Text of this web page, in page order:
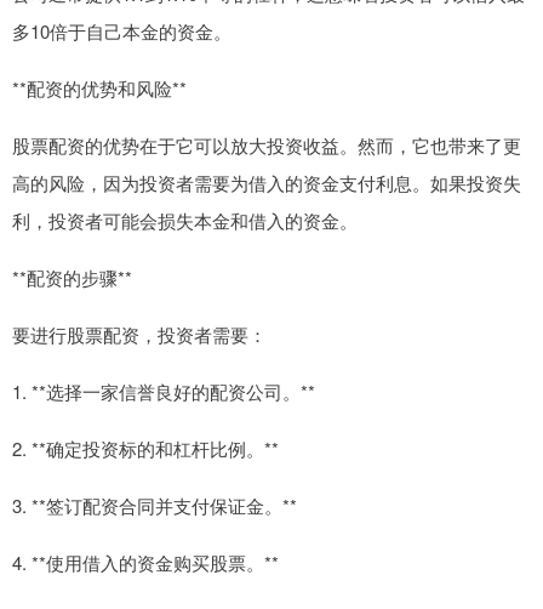
多10倍于自己本金的资金。
**配资的优势和风险**
股票配资的优势在于它可以放大投资收益。然而，它也带来了更
高的风险，因为投资者需要为借入的资金支付利息。如果投资失
利，投资者可能会损失本金和借入的资金。
**配资的步骤**
要进行股票配资，投资者需要：
1. **选择一家信誉良好的配资公司。**
2. **确定投资标的和杠杆比例。**
3. **签订配资合同并支付保证金。**
4. **使用借入的资金购买股票。**